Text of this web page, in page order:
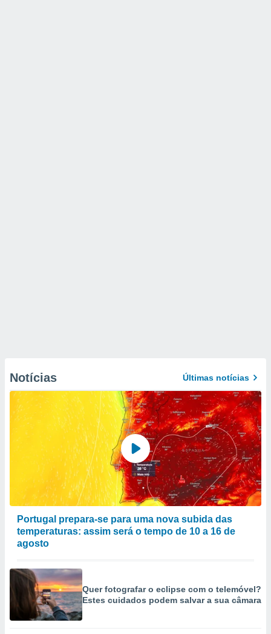
Notícias Últimas notícias
Portugal prepara-se para uma nova subida das
temperaturas: assim será o tempo de 10 a 16 de
agosto
Quer fotografar o eclipse com o telemóvel?
Estes cuidados podem salvar a sua câmara